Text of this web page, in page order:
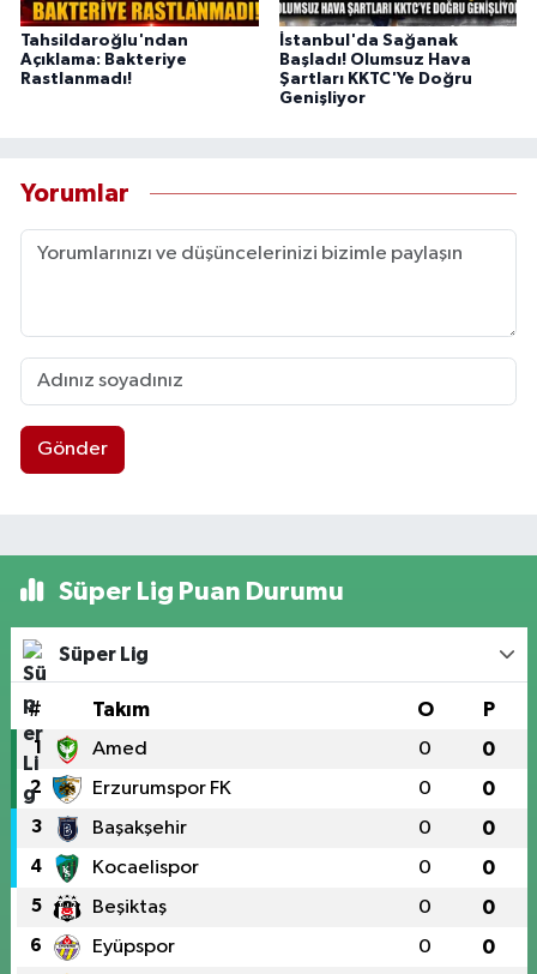
Tahsildaroğlu'ndan
Açıklama: Bakteriye
Rastlanmadı!
İstanbul'da Sağanak
Başladı! Olumsuz Hava
Şartları KKTC'Ye Doğru
Genişliyor
Yorumlar
Gönder
Süper Lig Puan Durumu
Süper Lig
# Takım O P
1 Amed 0 0
2 Erzurumspor FK 0 0
3 Başakşehir 0 0
4 Kocaelispor 0 0
5 Beşiktaş 0 0
6 Eyüpspor 0 0